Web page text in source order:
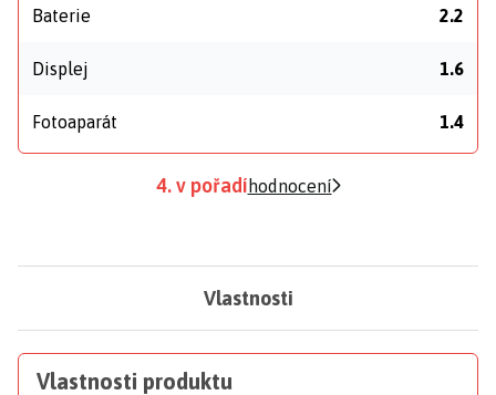
Baterie 2.2
Displej 1.6
Fotoaparát 1.4
4. v pořadí hodnocení
Vlastnosti
Vlastnosti produktu